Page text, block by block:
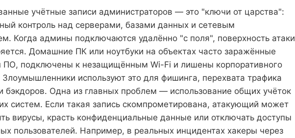
учётные записи администраторов — это "ключи от царства":
контроль над серверами, базами данных и сетевым
Когда админы подключаются удалённо "с поля", поверхность атаки
Домашние ПК или ноутбуки на объектах часто заражённые
ПО, подключены к незащищённым Wi-Fi и лишены корпоративного
Злоумышленники используют это для фишинга, перехвата трафика
бэкдоров. Одна из главных проблем — использование общих учёток
систем. Если такая запись скомпрометирована, атакующий может
вирусы, красть конфиденциальные данные или отключать доступы
пользователей. Например, в реальных инцидентах хакеры через